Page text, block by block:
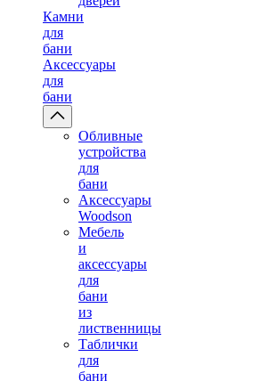
Камни
для
бани
Аксессуары
для
бани
Обливные
устройства
для
бани
Аксессуары
Woodson
Мебель
и
аксессуары
для
бани
из
лиственницы
Таблички
для
бани